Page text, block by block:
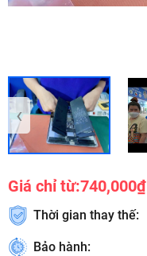
‹
Giá chỉ từ:740,000₫
Thời gian thay thế:
Bảo hành: